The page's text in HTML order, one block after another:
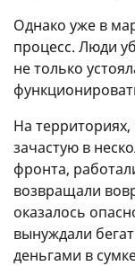
Однако уже в
процесс. Люди
не только
На
зачастую в
фронта,
возвращали
оказалось
вынуждали
деньгами в